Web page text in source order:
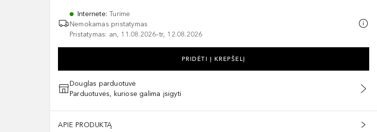
Internete:Turime
Nemokamas pristatymas
Pristatymas: an, 11.08.2026–tr, 12.08.2026
PRIDĖTI Į KREPŠELĮ
Douglas parduotuvė
Parduotuvės, kuriose galima įsigyti
APIE PRODUKTĄ